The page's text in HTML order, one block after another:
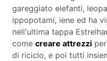
gareggiato elefanti,
ippopotami, iene ed ha
nell’ultima tappa
come creare attrezziper
di riciclo, e poi tutti